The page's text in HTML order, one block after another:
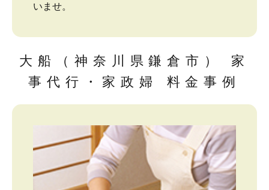
いませ。
大船（神奈川県鎌倉市） 家
事代行・家政婦 料金事例